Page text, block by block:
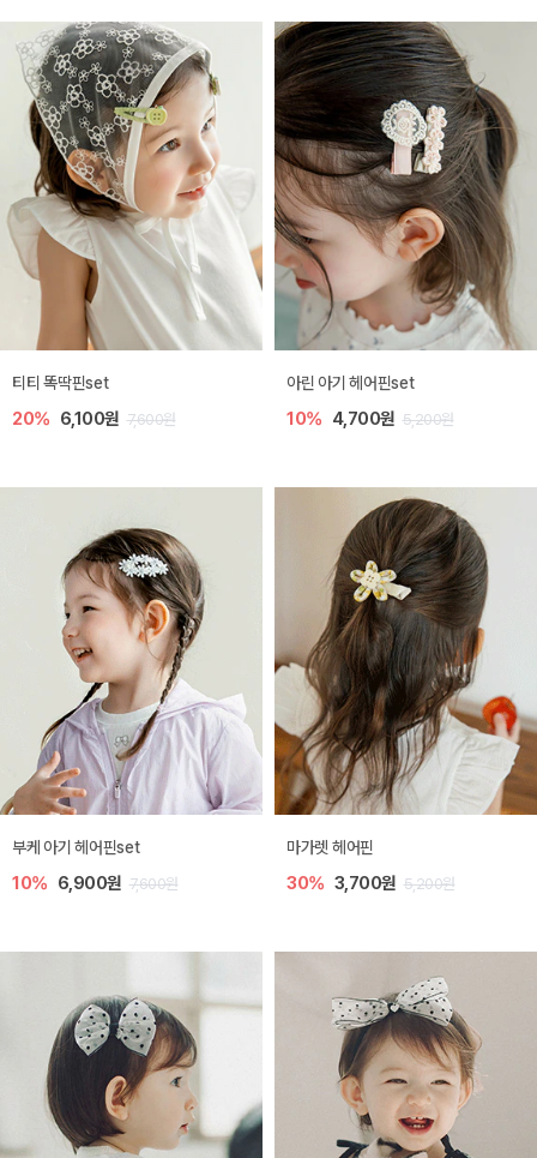
티티 똑딱핀set
20% 6,100원 7,600원
아린 아기 헤어핀set
10% 4,700원 5,200원
부케 아기 헤어핀set
10% 6,900원 7,600원
마가렛 헤어핀
30% 3,700원 5,200원